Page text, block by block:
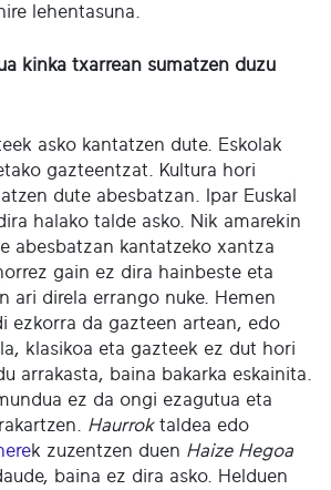
lehentasuna.
kinka txarrean sumatzen duzu
asko kantatzen dute. Eskolak
gazteentzat. Kultura hori
dute abesbatzan. Ipar Euskal
halako talde asko. Nik amarekin
abesbatzan kantatzeko xantza
gain ez dira hainbeste eta
ari direla errango nuke. Hemen
ezkorra da gazteen artean, edo
klasikoa eta gazteek ez dut hori
arrakasta, baina bakarka eskainita.
ez da ongi ezagutua eta
Haurroktaldea edo
k zuzentzen duen Haize Hegoa
baina ez dira asko. Helduen